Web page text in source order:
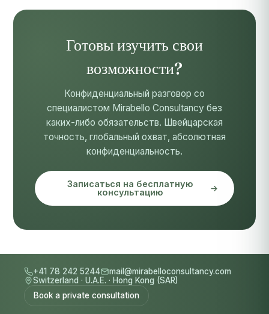
Готовы изучить свои
возможности?
Конфиденциальный разговор со
специалистом Mirabello Consultancy без
каких-либо обязательств. Швейцарская
точность, глобальный охват, абсолютная
конфиденциальность.
Записаться на бесплатную
консультацию
+41 78 242 5244
mail@mirabelloconsultancy.com
Switzerland · U.A.E. · Hong Kong (SAR)
Book a private consultation